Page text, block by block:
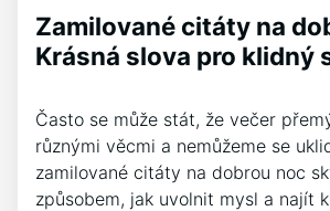
Zamilované citáty na
Krásná slova pro klidný
Často se může stát, že večer
různými věcmi a nemůžeme se
zamilované citáty na dobrou noc
způsobem, jak uvolnit mysl a najít